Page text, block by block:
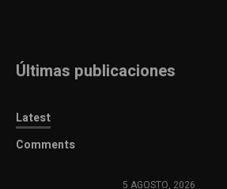
Últimas publicaciones
Latest
Comments
5 AGOSTO, 2026